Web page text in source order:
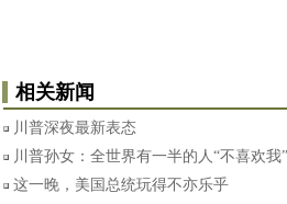
相关新闻
川普深夜最新表态
川普孙女：全世界有一半的人“不喜欢我”
这一晚，美国总统玩得不亦乐乎